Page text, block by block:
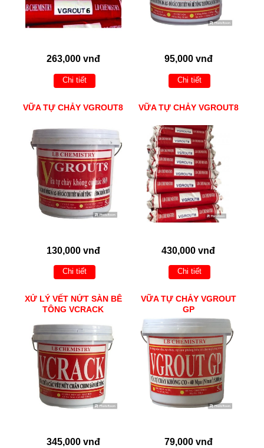
263,000 vnđ
Chi tiết
95,000 vnđ
Chi tiết
VỮA TỰ CHẢY VGROUT8
130,000 vnđ
Chi tiết
VỮA TỰ CHẢY VGROUT8
430,000 vnđ
Chi tiết
XỬ LÝ VẾT NỨT SÀN BÊ
TÔNG VCRACK
345,000 vnđ
VỮA TỰ CHẢY VGROUT
GP
79,000 vnđ